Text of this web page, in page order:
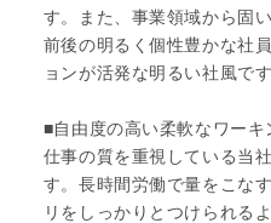
す。また、事業領域から固
前後の明るく個性豊かな社
ョンが活発な明るい社風です
■自由度の高い柔軟なワーキ
仕事の質を重視している当
す。長時間労働で量をこな
リをしっかりとつけられる